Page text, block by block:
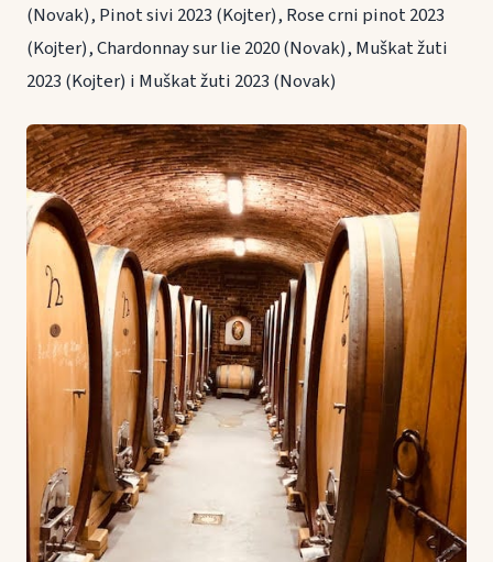
(Novak), Pinot sivi 2023 (Kojter), Rose crni pinot 2023
(Kojter), Chardonnay sur lie 2020 (Novak), Muškat žuti
2023 (Kojter) i Muškat žuti 2023 (Novak)